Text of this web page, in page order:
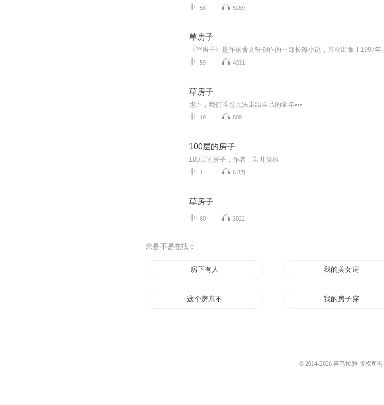
58 5269
草房子
59 4931
草房子
也许，我们谁也无法走出自己的童年•••
19 809
100层的房子
100层的房子，作者：岩井俊雄
1 6.8万
草房子
60 3022
您是不是在找：
房下有人 我的美女房客
这个房东不太冷 我的房子穿越诸天
© 2014-2026 喜马拉雅 版权所有